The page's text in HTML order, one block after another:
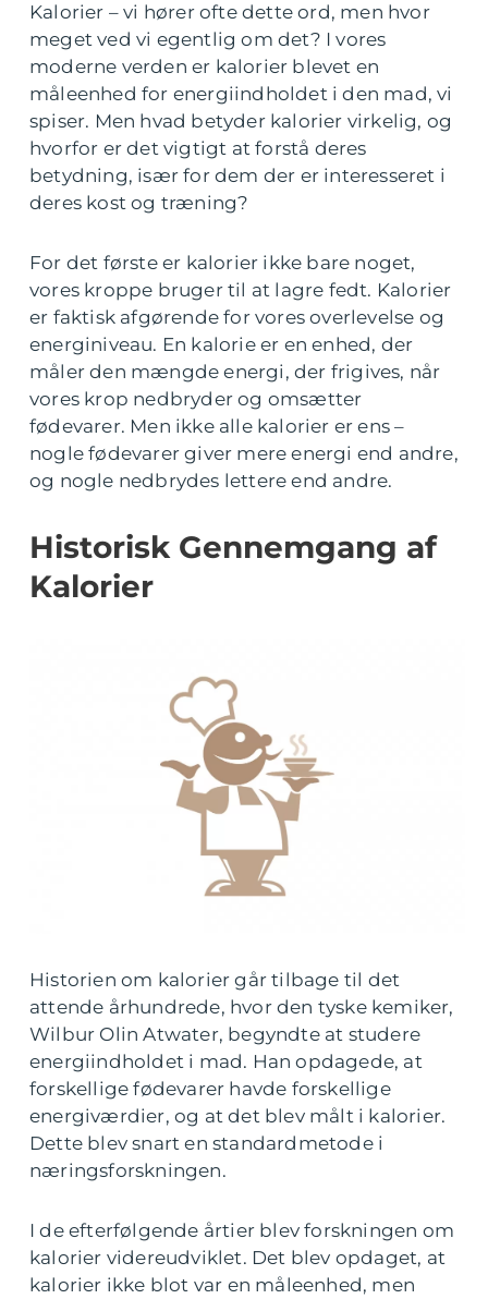
Kalorier – vi hører ofte dette ord, men hvor
meget ved vi egentlig om det? I vores
moderne verden er kalorier blevet en
måleenhed for energiindholdet i den mad, vi
spiser. Men hvad betyder kalorier virkelig, og
hvorfor er det vigtigt at forstå deres
betydning, især for dem der er interesseret i
deres kost og træning?
For det første er kalorier ikke bare noget,
vores kroppe bruger til at lagre fedt. Kalorier
er faktisk afgørende for vores overlevelse og
energiniveau. En kalorie er en enhed, der
måler den mængde energi, der frigives, når
vores krop nedbryder og omsætter
fødevarer. Men ikke alle kalorier er ens –
nogle fødevarer giver mere energi end andre,
og nogle nedbrydes lettere end andre.
Historisk Gennemgang af
Kalorier
Historien om kalorier går tilbage til det
attende århundrede, hvor den tyske kemiker,
Wilbur Olin Atwater, begyndte at studere
energiindholdet i mad. Han opdagede, at
forskellige fødevarer havde forskellige
energiværdier, og at det blev målt i kalorier.
Dette blev snart en standardmetode i
næringsforskningen.
I de efterfølgende årtier blev forskningen om
kalorier videreudviklet. Det blev opdaget, at
kalorier ikke blot var en måleenhed, men